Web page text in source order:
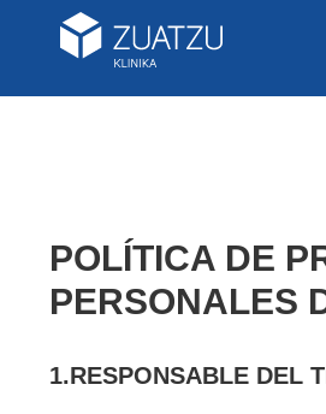
POLÍTICA DE
PERSONALES
1.RESPONSABLE DEL